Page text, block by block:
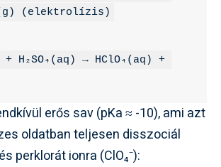
(elektrolízis)
+ H₂SO₄(aq) → HClO₄(aq) +
erős sav (pKa ≈ -10), ami azt
oldatban teljesen disszociál
perklorát ionra (ClO₄⁻):